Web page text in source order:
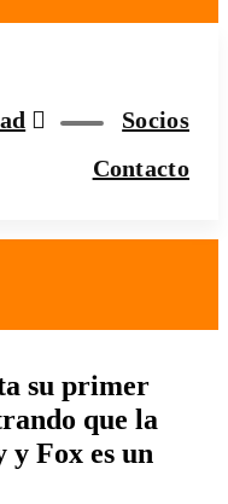
Socios
Contacto
su primer
que la
y Fox es un